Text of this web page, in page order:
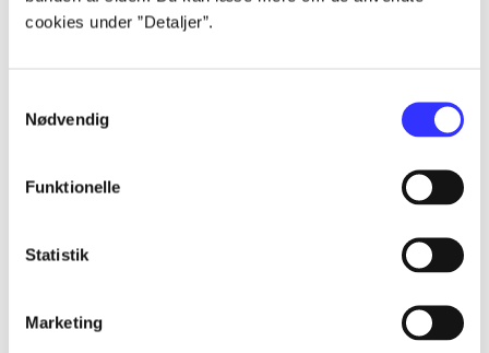
cookies under ”Detaljer”.
Nødvendig
Funktionelle
Statistik
Marketing
Alle registrerede artikler fordelt på udgivelser